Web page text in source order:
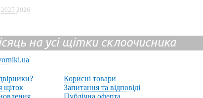
2025 2026
на усі щітки склоочисника
щіток
Корисні товари
Запитання та відповіді
Публічна оферта